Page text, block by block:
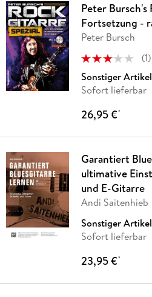
Peter Bursch's
Fortsetzung -
Peter Bursch
(1)
Sonstiger Artikel
Sofort lieferbar
26,95 €*
Garantiert
ultimative
und E-Gitarre
Andi Saitenhieb
Sonstiger Artikel
Sofort lieferbar
23,95 €*